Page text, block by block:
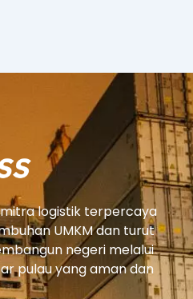
logistik terpercaya
UMKM dan turut
negeri melalui
pulau yang aman dan